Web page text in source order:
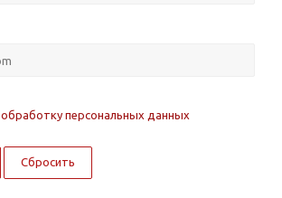
обработку персональных данных
Сбросить